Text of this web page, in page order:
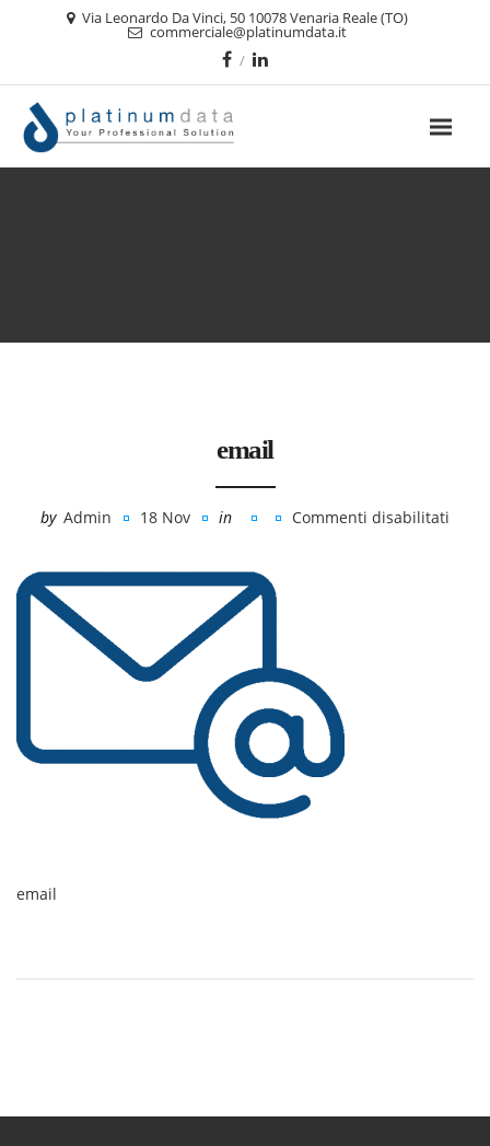
Via Leonardo Da Vinci, 50 10078 Venaria Reale (TO)
commerciale@platinumdata.it
email
by Admin 18 Nov in
Commenti disabilitati
email